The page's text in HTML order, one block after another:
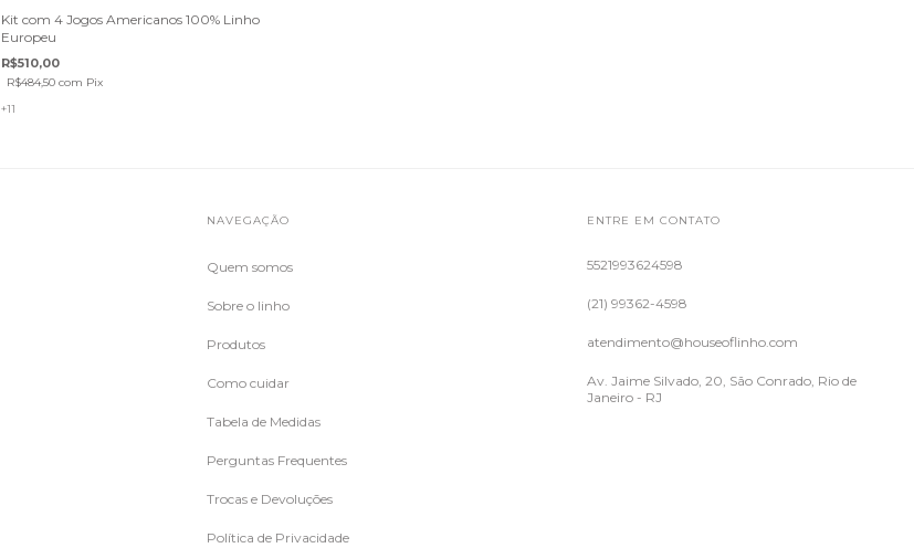
Kit com 4 Jogos Americanos 100% Linho
Europeu
R$510,00
R$484,50 com Pix
+11
NAVEGAÇÃO
Quem somos
Sobre o linho
Produtos
Como cuidar
Tabela de Medidas
Perguntas Frequentes
Trocas e Devoluções
Política de Privacidade
ENTRE EM CONTATO
5521993624598
(21) 99362-4598
atendimento@houseoflinho.com
Av. Jaime Silvado, 20, São Conrado, Rio de
Janeiro - RJ